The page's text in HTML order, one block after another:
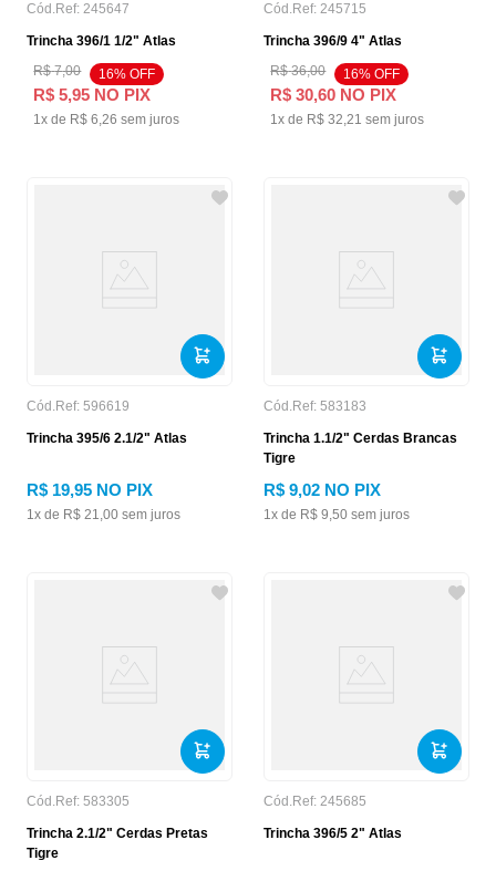
Cód.Ref: 245647
Trincha 396/1 1/2" Atlas
R$ 7,00 16% OFF
R$ 5,95 NO PIX
1x de R$ 6,26 sem juros
Cód.Ref: 245715
Trincha 396/9 4" Atlas
R$ 36,00 16% OFF
R$ 30,60 NO PIX
1x de R$ 32,21 sem juros
Cód.Ref: 596619
Trincha 395/6 2.1/2" Atlas
R$ 19,95 NO PIX
1x de R$ 21,00 sem juros
Cód.Ref: 583183
Trincha 1.1/2" Cerdas Brancas
Tigre
R$ 9,02 NO PIX
1x de R$ 9,50 sem juros
Cód.Ref: 583305
Trincha 2.1/2" Cerdas Pretas
Tigre
Cód.Ref: 245685
Trincha 396/5 2" Atlas